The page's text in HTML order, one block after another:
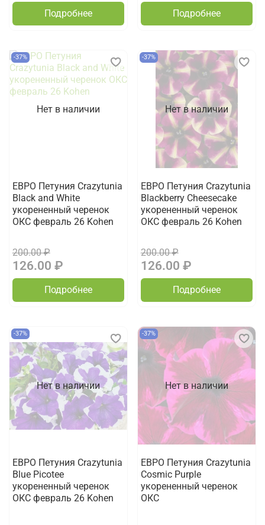
Подробнее Подробнее
Нет в наличии
-37%
ЕВРО Петуния Crazytunia
Black and White
укорененный черенок
ОКС февраль 26 Kohen
200.00 ₽
126.00 ₽
Подробнее
Нет в наличии
-37%
ЕВРО Петуния Crazytunia
Blackberry Cheesecake
укорененный черенок
ОКС февраль 26 Kohen
200.00 ₽
126.00 ₽
Подробнее
Нет в наличии
-37%
ЕВРО Петуния Crazytunia
Blue Picotee
укорененный черенок
ОКС февраль 26 Kohen
Нет в наличии
-37%
ЕВРО Петуния Crazytunia
Cosmic Purple
укорененный черенок
ОКС